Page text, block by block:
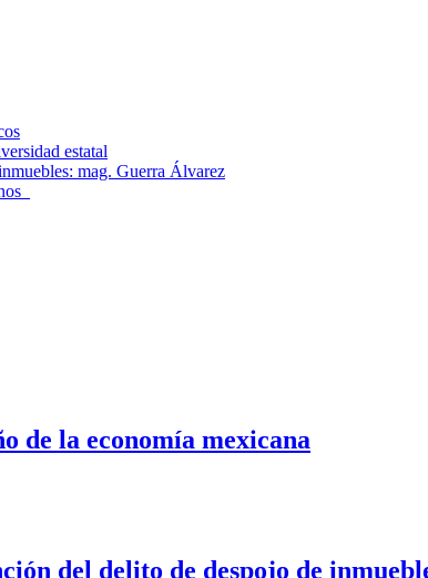
estatal
mag. Guerra Álvarez
de la economía mexicana
del delito de despojo de